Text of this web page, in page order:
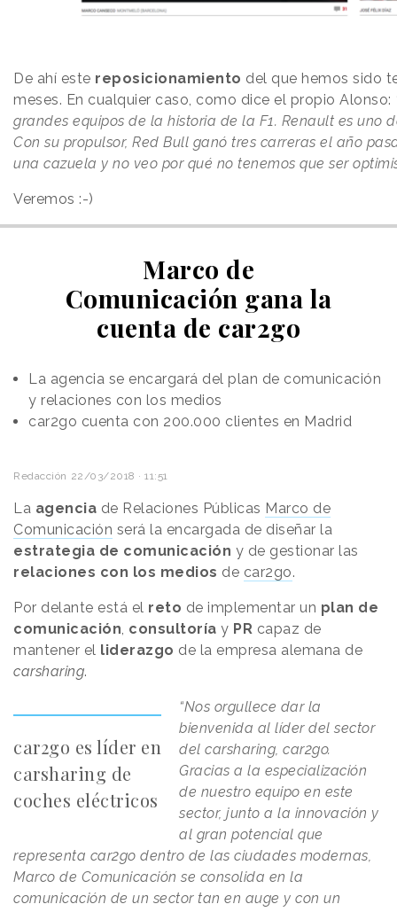
De ahí este reposicionamiento del que hemos sido
meses. En cualquier caso, como dice el propio Alonso:
grandes equipos de la historia de la F1. Renault es uno
Con su propulsor, Red Bull ganó tres carreras el año
una cazuela y no veo por qué no tenemos que ser
Veremos :-)
Marco de
Comunicación gana la
cuenta de car2go
La agencia se encargará del plan de comunicación
y relaciones con los medios
car2go cuenta con 200.000 clientes en Madrid
Redacción 22/03/2018 · 11:51
La agencia de Relaciones Públicas Marco de
Comunicación será la encargada de diseñar la
estrategia de comunicación y de gestionar las
relaciones con los medios de car2go.
Por delante está el reto de implementar un plan de
comunicación consultoría y PR capaz de
mantener el liderazgo de la empresa alemana de
carsharing.
car2go es líder en
carsharing de
coches eléctricos
“Nos orgullece dar la
bienvenida al líder del sector
del carsharing, car2go.
Gracias a la especialización
de nuestro equipo en este
sector, junto a la innovación y
al gran potencial que
representa car2go dentro de las ciudades modernas,
Marco de Comunicación se consolida en la
comunicación de un sector tan en auge y con un